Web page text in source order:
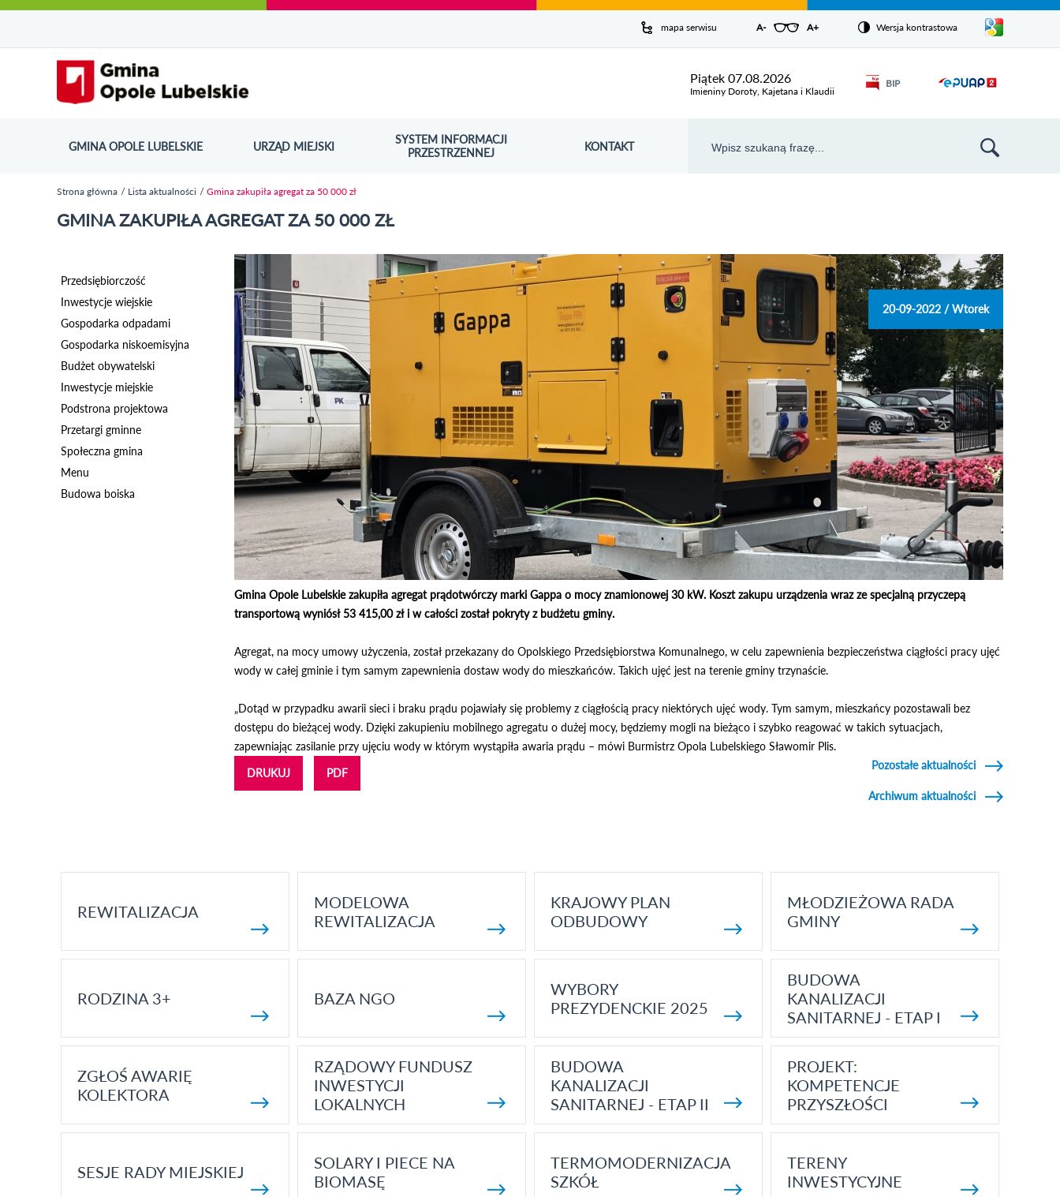
do
strony
do
menu
wyszukiwarki
ścieżki
nawigacyjnej
kategorii
aktualności
do
kalendarza
wydarzeń
do
galerii
do
stopki
mapa serwisu A-pomniejsz czcionkę
Zresetuj czcionkę
A+ powiększ czcionkęWersja kontrastowa
Pokaż/ukryj
listę
języków
Piątek 07.08.2026
Imieniny Doroty, Kajetana i Klaudii
BIPOdnośnik
GMINA OPOLE LUBELSKIE URZĄD MIEJSKI
SYSTEM INFORMACJI
PRZESTRZENNEJ
ODNOŚNIK OTWORZY SIĘ W NOWYM OKNIE KONTAKT
Strona główna Lista aktualności Gmina zakupiła agregat za 50 000 zł
GMINA ZAKUPIŁA AGREGAT ZA 50 000 ZŁ
Przedsiębiorczość
Inwestycje wiejskie
Gospodarka odpadami
Gospodarka niskoemisyjna
Budżet obywatelski
Inwestycje miejskie
Podstrona projektowa
Przetargi gminne
Społeczna gmina
Menu
Budowa boiska
20-09-2022 / Wtorek
Gmina Opole Lubelskie zakupiła agregat prądotwórczy marki Gappa o mocy znamionowej 30 kW. Koszt zakupu urządzenia wraz ze specjalną przyczepą
transportową wyniósł 53 415,00 zł i w całości został pokryty z budżetu gminy.
Agregat, na mocy umowy użyczenia, został przekazany do Opolskiego Przedsiębiorstwa Komunalnego, w celu zapewnienia bezpieczeństwa ciągłości pracy ujęć
wody w całej gminie i tym samym zapewnienia dostaw wody do mieszkańców. Takich ujęć jest na terenie gminy trzynaście.
„Dotąd w przypadku awarii sieci i braku prądu pojawiały się problemy z ciągłością pracy niektórych ujęć wody. Tym samym, mieszkańcy pozostawali bez
dostępu do bieżącej wody. Dzięki zakupieniu mobilnego agregatu o dużej mocy, będziemy mogli na bieżąco i szybko reagować w takich sytuacjach,
zapewniając zasilanie przy ujęciu wody w którym wystąpiła awaria prądu – mówi Burmistrz Opola Lubelskiego Sławomir Plis.
DRUKUJ
PDF
Pozostałe aktualności
Archiwum aktualności
REWITALIZACJA
MODELOWA
REWITALIZACJA
KRAJOWY PLAN
ODBUDOWY
MŁODZIEŻOWA RADA
GMINY
RODZINA 3+ BAZA NGO
WYBORY
PREZYDENCKIE 2025
BUDOWA
KANALIZACJI
SANITARNEJ - ETAP I
ZGŁOŚ AWARIĘ
KOLEKTORA
RZĄDOWY FUNDUSZ
INWESTYCJI
LOKALNYCH
BUDOWA
KANALIZACJI
SANITARNEJ - ETAP II
PROJEKT:
KOMPETENCJE
PRZYSZŁOŚCI
SESJE RADY MIEJSKIEJ
SOLARY I PIECE NA
BIOMASĘ
TERMOMODERNIZACJA
SZKÓŁ
TERENY
INWESTYCYJNE